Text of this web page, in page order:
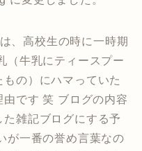
、高校生の時に一時期
（牛乳にティースプー
の）にハマっていた
です 笑 ブログの内容
雑記ブログにする予
が一番の誉め言葉なの